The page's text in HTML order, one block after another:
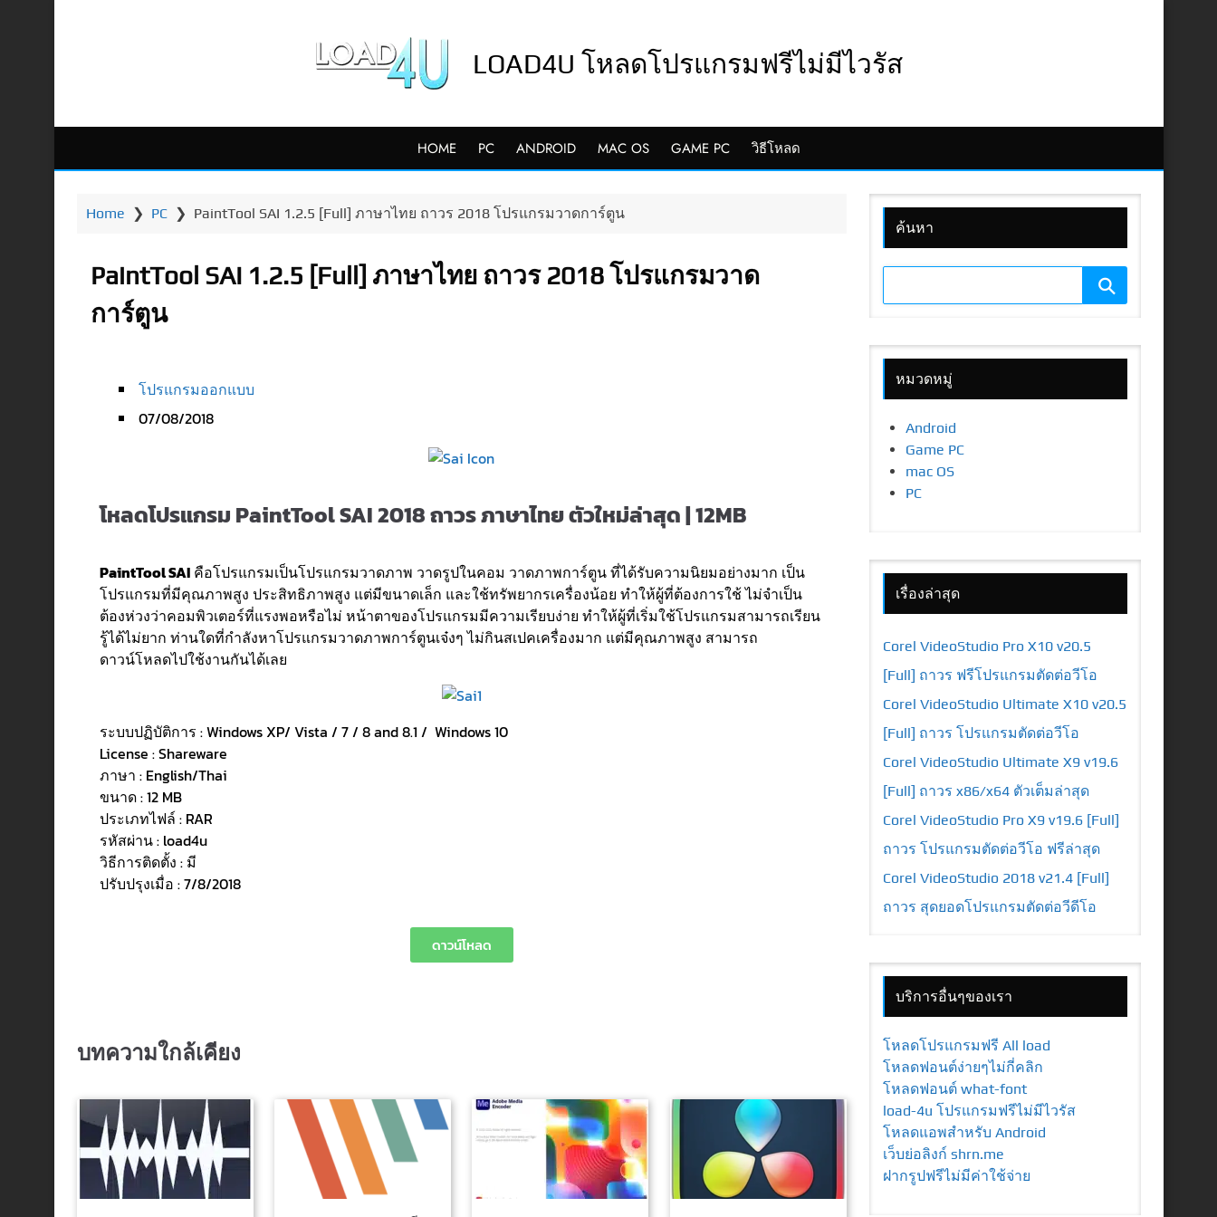
LOAD4U โหลดโปรแกรมฟรีไม่มีไวรัส
HOME PC ANDROID MAC OS GAME PC วิธีโหลด
Home ❯ PC❯ PaintTool SAI 1.2.5 [Full] ภาษาไทย ถาวร 2018 โปรแกรมวาดการ์ตูน
PaintTool SAI 1.2.5 [Full] ภาษาไทย ถาวร 2018 โปรแกรมวาด
การ์ตูน
โปรแกรมออกแบบ
07/08/2018
โหลดโปรแกรม PaintTool SAI 2018 ถาวร ภาษาไทย ตัวใหม่ล่าสุด | 12MB
PaintTool SAIคือโปรแกรมเป็นโปรแกรมวาดภาพ วาดรูปในคอม วาดภาพการ์ตูน ที่ได้รับความนิยมอย่างมาก เป็น
โปรแกรมที่มีคุณภาพสูง ประสิทธิภาพสูง แต่มีขนาดเล็ก และใช้ทรัพยากรเครื่องน้อย ทำให้ผู้ที่ต้องการใช้ ไม่จำเป็น
ต้องห่วงว่าคอมพิวเตอร์ที่แรงพอหรือไม่ หน้าตาของโปรแกรมมีความเรียบง่าย ทำให้ผู้ที่เริ่มใช้โปรแกรมสามารถเรียน
รู้ได้ไม่ยาก ท่านใดที่กำลังหาโปรแกรมวาดภาพการ์ตูนเจ๋งๆ ไม่กินสเปคเครื่องมาก แต่มีคุณภาพสูง สามารถ
ดาวน์โหลดไปใช้งานกันได้เลย
ระบบปฏิบัติการ : Windows XP/ Vista / 7 / 8 and 8.1 / Windows 10
License : Shareware
ภาษา : English/Thai
ขนาด : 12 MB
ประเภทไฟล์ : RAR
รหัสผ่าน : load4u
วิธีการติดตั้ง : มี
ปรับปรุงเมื่อ : 7/8/2018
ดาวน์โหลด
บทความใกล้เคียง
ค้นหา
หมวดหมู่
Android
Game PC
mac OS
PC
เรื่องล่าสุด
Corel VideoStudio Pro X10 v20.5
[Full] ถาวร ฟรีโปรแกรมตัดต่อวีโอ
Corel VideoStudio Ultimate X10 v20.5
[Full] ถาวร โปรแกรมตัดต่อวีโอ
Corel VideoStudio Ultimate X9 v19.6
[Full] ถาวร x86/x64 ตัวเต็มล่าสุด
Corel VideoStudio Pro X9 v19.6 [Full]
ถาวร โปรแกรมตัดต่อวีโอ ฟรีล่าสุด
Corel VideoStudio 2018 v21.4 [Full]
ถาวร สุดยอดโปรแกรมตัดต่อวีดีโอ
บริการอื่นๆของเรา
โหลดโปรแกรมฟรี All load
โหลดฟอนต์ง่ายๆไม่กี่คลิก
โหลดฟอนต์ what-font
load-4u โปรแกรมฟรีไม่มีไวรัส
โหลดแอพสำหรับ Android
เว็บย่อลิงก์ shrn.me
ฝากรูปฟรีไม่มีค่าใช้จ่าย